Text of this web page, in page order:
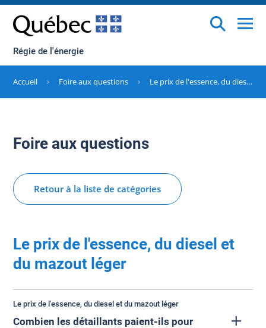
Régie de l'énergie
Accueil Foire aux questions Le prix de l'essence, du diesel et du mazout léger
Foire aux questions
Retour à la liste de catégories
Le prix de l'essence, du diesel et
du mazout léger
Le prix de l'essence, du diesel et du mazout léger
Combien les détaillants paient-ils pour